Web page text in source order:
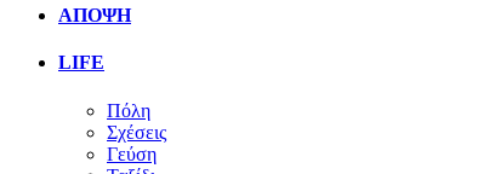
ΑΠΟΨΗ
LIFE
Πόλη
Σχέσεις
Γεύση